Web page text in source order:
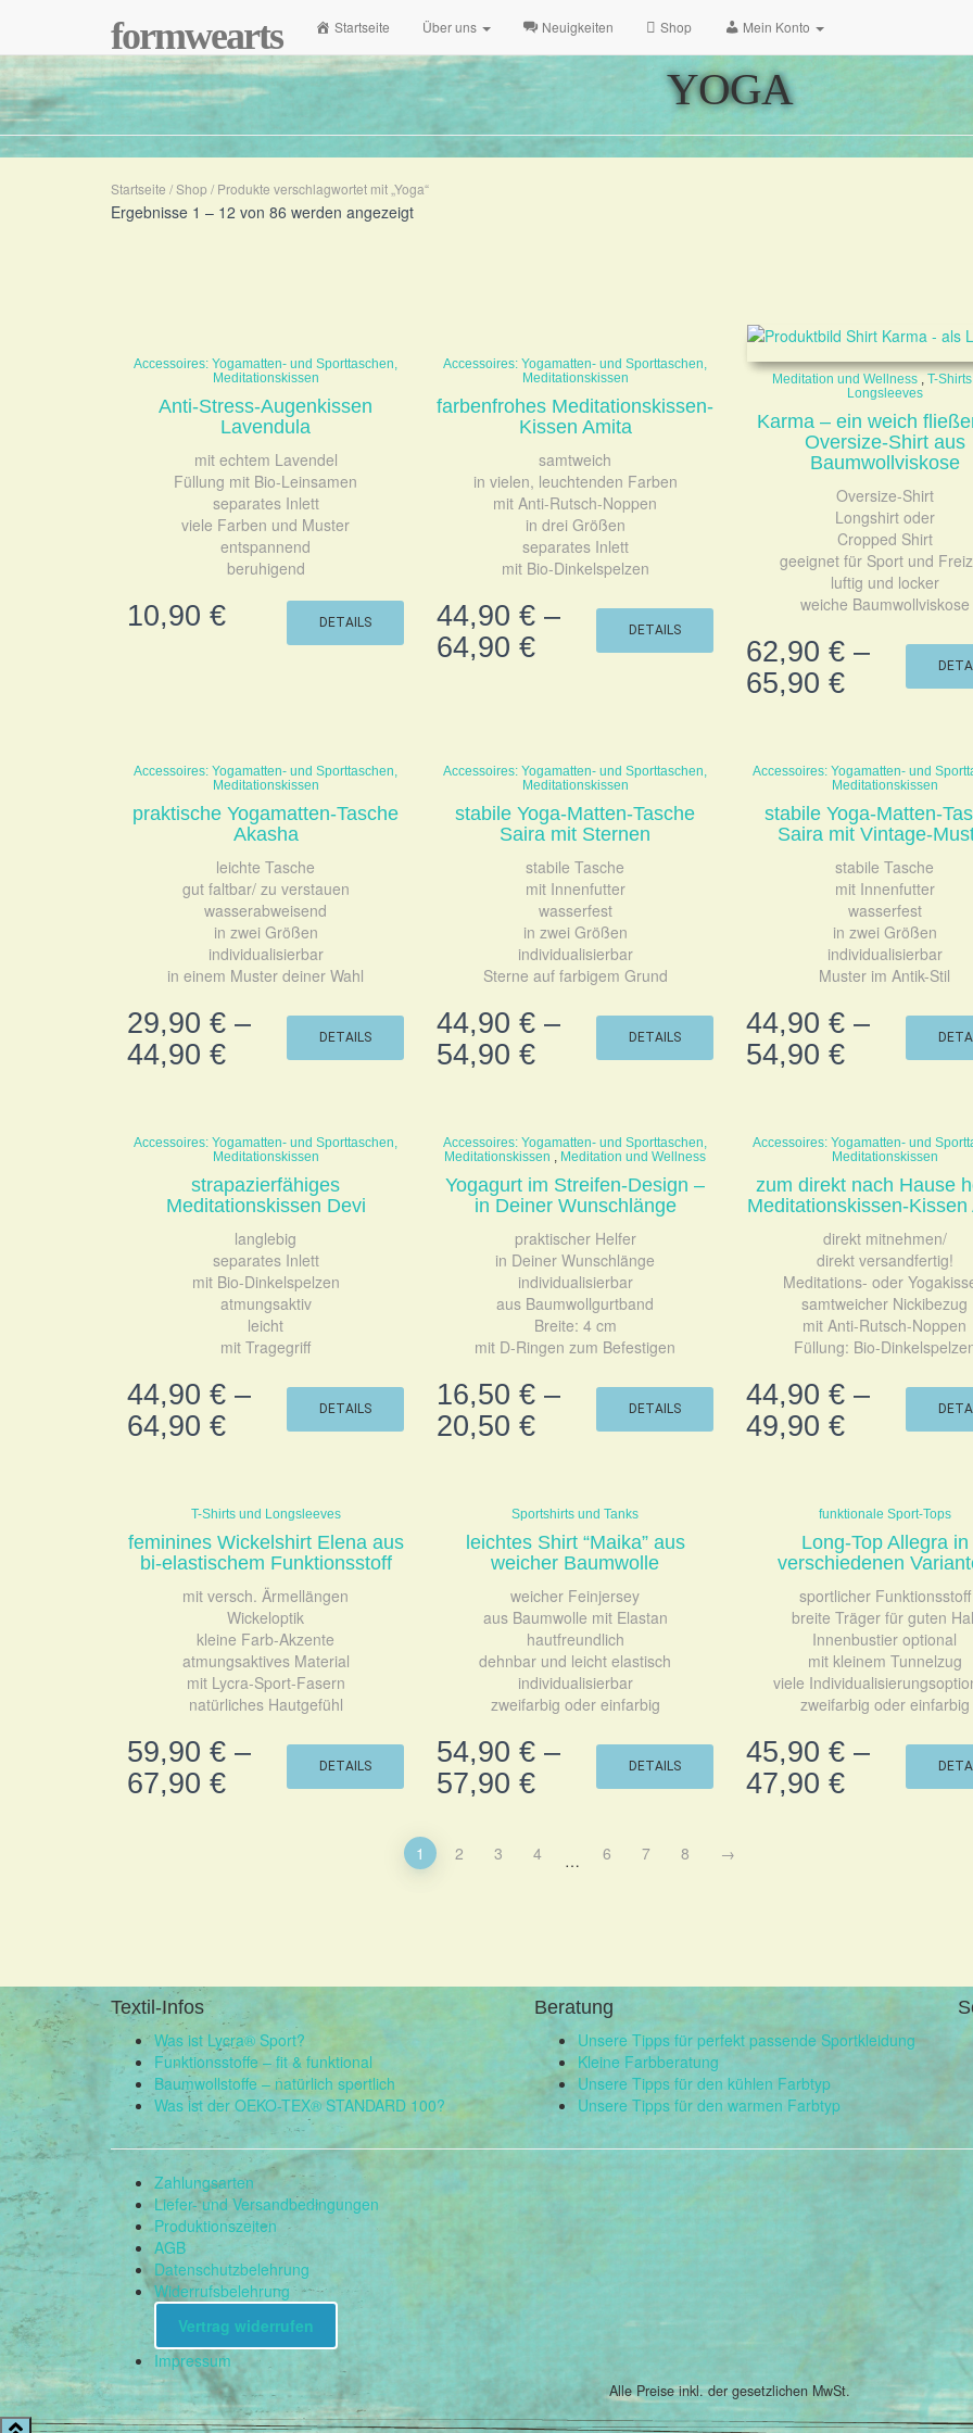
formwearts Startseite Über uns Neuigkeiten Shop Mein Konto
YOGA
Startseite /Shop / Produkte verschlagwortet mit „Yoga“
Ergebnisse 1 – 12 von 86 werden angezeigt
Accessoires: Yogamatten- und Sporttaschen,
Meditationskissen
Anti-Stress-Augenkissen
Lavendula
mit echtem Lavendel
Füllung mit Bio-Leinsamen
separates Inlett
viele Farben und Muster
entspannend
beruhigend
10,90 € DETAILS
Accessoires: Yogamatten- und Sporttaschen,
Meditationskissen
farbenfrohes Meditationskissen-
Kissen Amita
samtweich
in vielen, leuchtenden Farben
mit Anti-Rutsch-Noppen
in drei Größen
separates Inlett
mit Bio-Dinkelspelzen
44,90 € –
64,90 €
DETAILS
Meditation und Wellness, T-
Longsleeves
Karma – ein weich
Oversize-Shirt aus
Baumwollviskose
Oversize-Shirt
Longshirt oder
Cropped Shirt
geeignet für Sport und
luftig und locker
weiche Baumwollviskose
62,90 € –
65,90 €
Accessoires: Yogamatten- und Sporttaschen,
Meditationskissen
praktische Yogamatten-Tasche
Akasha
leichte Tasche
gut faltbar/ zu verstauen
wasserabweisend
in zwei Größen
individualisierbar
in einem Muster deiner Wahl
29,90 € –
44,90 €
DETAILS
Accessoires: Yogamatten- und Sporttaschen,
Meditationskissen
stabile Yoga-Matten-Tasche
Saira mit Sternen
stabile Tasche
mit Innenfutter
wasserfest
in zwei Größen
individualisierbar
Sterne auf farbigem Grund
44,90 € –
54,90 €
DETAILS
Accessoires: Yogamatten- und
Meditationskissen
stabile Yoga-Matten-
Saira mit Vintage-
stabile Tasche
mit Innenfutter
wasserfest
in zwei Größen
individualisierbar
Muster im Antik-Stil
44,90 € –
54,90 €
Accessoires: Yogamatten- und Sporttaschen,
Meditationskissen
strapazierfähiges
Meditationskissen Devi
langlebig
separates Inlett
mit Bio-Dinkelspelzen
atmungsaktiv
leicht
mit Tragegriff
44,90 € –
64,90 €
DETAILS
Accessoires: Yogamatten- und Sporttaschen,
Meditationskissen , Meditation und Wellness
Yogagurt im Streifen-Design –
in Deiner Wunschlänge
praktischer Helfer
in Deiner Wunschlänge
individualisierbar
aus Baumwollgurtband
Breite: 4 cm
mit D-Ringen zum Befestigen
16,50 € –
20,50 €
DETAILS
Accessoires: Yogamatten- und
Meditationskissen
zum direkt nach Hause
Meditationskissen-Kissen
direkt mitnehmen/
direkt versandfertig!
Meditations- oder
samtweicher Nickibezug
mit Anti-Rutsch-Noppen
Füllung: Bio-
44,90 € –
49,90 €
T-Shirts und Longsleeves
feminines Wickelshirt Elena aus
bi-elastischem Funktionsstoff
mit versch. Ärmellängen
Wickeloptik
kleine Farb-Akzente
atmungsaktives Material
mit Lycra-Sport-Fasern
natürliches Hautgefühl
59,90 € –
67,90 €
DETAILS
Sportshirts und Tanks
leichtes Shirt “Maika” aus
weicher Baumwolle
weicher Feinjersey
aus Baumwolle mit Elastan
hautfreundlich
dehnbar und leicht elastisch
individualisierbar
zweifarbig oder einfarbig
54,90 € –
57,90 €
DETAILS
funktionale Sport-Tops
Long-Top Allegra in
verschiedenen
sportlicher Funktionsstoff
breite Träger für guten
Innenbustier optional
mit kleinem Tunnelzug
viele
zweifarbig oder einfarbig
45,90 € –
47,90 €
1 2 3 4 … 6 7 8 →
Textil-Infos
Was ist Lycra® Sport?
Funktionsstoffe – fit & funktional
Baumwollstoffe – natürlich sportlich
Was ist der OEKO-TEX® STANDARD 100?
Beratung
Unsere Tipps für perfekt passende Sportkleidung
Kleine Farbberatung
Unsere Tipps für den kühlen Farbtyp
Unsere Tipps für den warmen Farbtyp
Zahlungsarten
Liefer- und Versandbedingungen
Produktionszeiten
AGB
Datenschutzbelehrung
Widerrufsbelehrung
Vertrag widerrufen
Impressum
Alle Preise inkl. der gesetzlichen MwSt.